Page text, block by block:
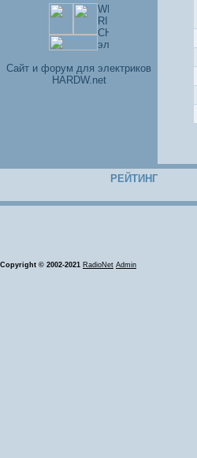
Cайт и форум для электриков
HARDW.net
РЕЙТИНГ
Copyright © 2002-2021 RadioNet Admin